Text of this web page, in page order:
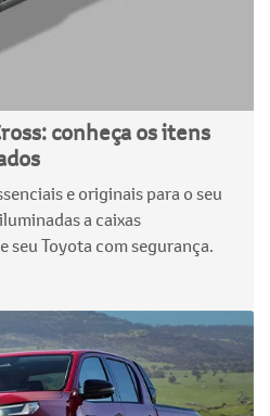
conheça os itens
e originais para o seu
a caixas
seu Toyota com segurança.